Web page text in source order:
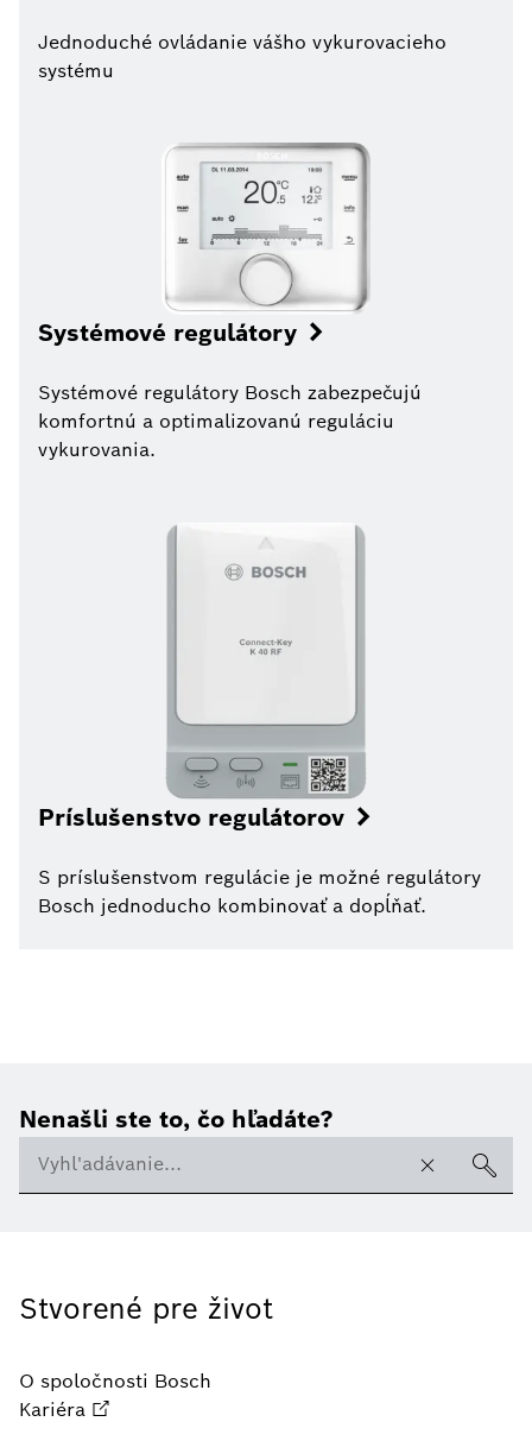
Jednoduché ovládanie vášho vykurovacieho
systému
Systémové regulátory
Systémové regulátory Bosch zabezpečujú
komfortnú a optimalizovanú reguláciu
vykurovania.
Príslušenstvo regulátorov
S príslušenstvom regulácie je možné regulátory
Bosch jednoducho kombinovať a dopĺňať.
Nenašli ste to, čo hľadáte?
Stvorené pre život
O spoločnosti Bosch
Kariéra